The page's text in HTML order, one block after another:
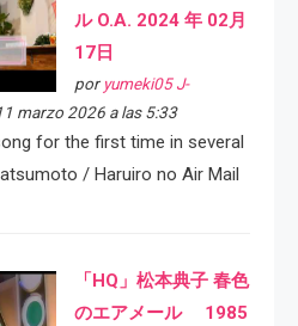
ル O.A. 2024 年 02月
17日
por yumeki05 J-
marzo 2026 a las 5:33
for the first time in several
/ Haruiro no Air Mail
「HQ」松本典子 春色
のエアメール 1985